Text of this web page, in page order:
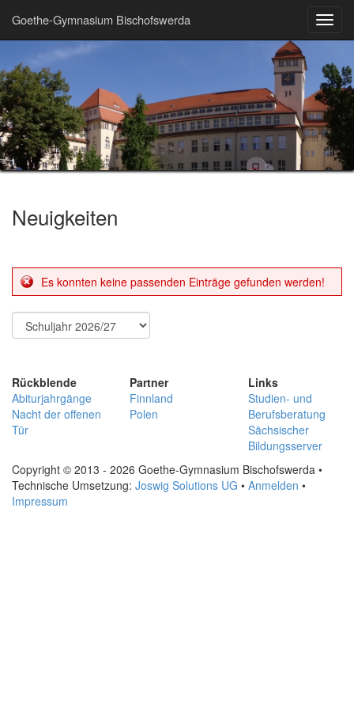
Goethe-Gymnasium Bischofswerda
Neuigkeiten
Es konnten keine passenden Einträge gefunden werden!
Rückblende
Abiturjahrgänge
Nacht der offenen
Tür
Partner
Finnland
Polen
Links
Studien- und
Berufsberatung
Sächsischer
Bildungsserver
Copyright © 2013 - 2026 Goethe-Gymnasium Bischofswerda •
Technische Umsetzung: Joswig Solutions UG • Anmelden •
Impressum